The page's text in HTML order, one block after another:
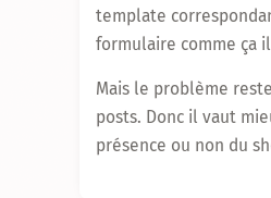
template
formulaire comme ça
Mais le problème
posts. Donc il vaut
présence ou non du